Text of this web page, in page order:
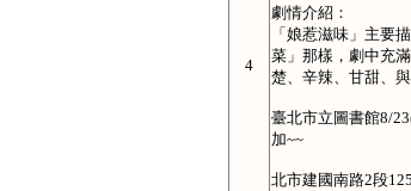
4
劇情介紹：
「娘惹滋味」主要
菜」那樣，劇中充
楚、辛辣、甘甜、
臺北市立圖書館8/
加~~
北市建國南路2段